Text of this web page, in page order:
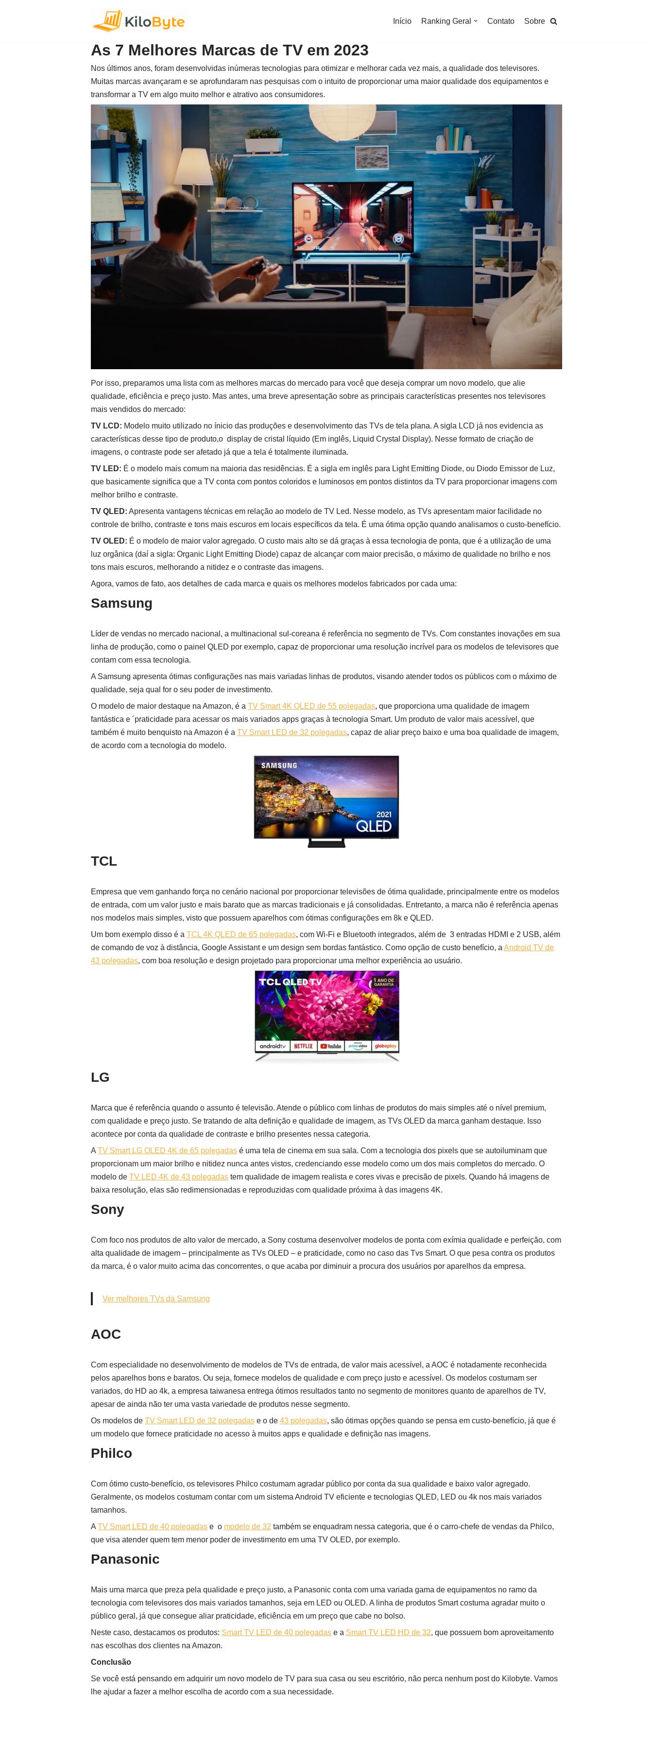
Início Ranking Geral Contato Sobre
As 7 Melhores Marcas de TV em 2023
Nos últimos anos, foram desenvolvidas inúmeras tecnologias para otimizar e melhorar cada vez mais, a qualidade dos televisores.
Muitas marcas avançaram e se aprofundaram nas pesquisas com o intuito de proporcionar uma maior qualidade dos equipamentos e
transformar a TV em algo muito melhor e atrativo aos consumidores.
Por isso, preparamos uma lista com as melhores marcas do mercado para você que deseja comprar um novo modelo, que alie
qualidade, eficiência e preço justo. Mas antes, uma breve apresentação sobre as principais características presentes nos televisores
mais vendidos do mercado:
TV LCD: Modelo muito utilizado no ínicio das produções e desenvolvimento das TVs de tela plana. A sigla LCD já nos evidencia as
características desse tipo de produto,o display de cristal líquido (Em inglês, Liquid Crystal Display). Nesse formato de criação de
imagens, o contraste pode ser afetado já que a tela é totalmente iluminada.
TV LED: É o modelo mais comum na maioria das residências. É a sigla em inglês para Light Emitting Diode, ou Diodo Emissor de Luz,
que basicamente significa que a TV conta com pontos coloridos e luminosos em pontos distintos da TV para proporcionar imagens com
melhor brilho e contraste.
TV QLED: Apresenta vantagens técnicas em relação ao modelo de TV Led. Nesse modelo, as TVs apresentam maior facilidade no
controle de brilho, contraste e tons mais escuros em locais específicos da tela. É uma ótima opção quando analisamos o custo-benefício.
TV OLED: É o modelo de maior valor agregado. O custo mais alto se dá graças à essa tecnologia de ponta, que é a utilização de uma
luz orgânica (daí a sigla: Organic Light Emitting Diode) capaz de alcançar com maior precisão, o máximo de qualidade no brilho e nos
tons mais escuros, melhorando a nitidez e o contraste das imagens.
Agora, vamos de fato, aos detalhes de cada marca e quais os melhores modelos fabricados por cada uma:
Samsung
Líder de vendas no mercado nacional, a multinacional sul-coreana é referência no segmento de TVs. Com constantes inovações em sua
linha de produção, como o painel QLED por exemplo, capaz de proporcionar uma resolução incrível para os modelos de televisores que
contam com essa tecnologia.
A Samsung apresenta ótimas configurações nas mais variadas linhas de produtos, visando atender todos os públicos com o máximo de
qualidade, seja qual for o seu poder de investimento.
O modelo de maior destaque na Amazon, é a TV Smart 4K QLED de 55 polegadas, que proporciona uma qualidade de imagem
fantástica e ´praticidade para acessar os mais variados apps graças à tecnologia Smart. Um produto de valor mais acessível, que
também é muito benquisto na Amazon é a TV Smart LED de 32 polegadas, capaz de aliar preço baixo e uma boa qualidade de imagem,
de acordo com a tecnologia do modelo.
TCL
Empresa que vem ganhando força no cenário nacional por proporcionar televisões de ótima qualidade, principalmente entre os modelos
de entrada, com um valor justo e mais barato que as marcas tradicionais e já consolidadas. Entretanto, a marca não é referência apenas
nos modelos mais simples, visto que possuem aparelhos com ótimas configurações em 8k e QLED.
Um bom exemplo disso é a TCL 4K QLED de 65 polegadas, com Wi-Fi e Bluetooth integrados, além de 3 entradas HDMI e 2 USB, além
de comando de voz à distância, Google Assistant e um design sem bordas fantástico. Como opção de custo benefício, aAndroid TV de
43 polegadas, com boa resolução e design projetado para proporcionar uma melhor experiência ao usuário.
LG
Marca que é referência quando o assunto é televisão. Atende o público com linhas de produtos do mais simples até o nível premium,
com qualidade e preço justo. Se tratando de alta definição e qualidade de imagem, as TVs OLED da marca ganham destaque. Isso
acontece por conta da qualidade de contraste e brilho presentes nessa categoria.
ATV Smart LG OLED 4K de 65 polegadas é uma tela de cinema em sua sala. Com a tecnologia dos pixels que se autoiluminam que
proporcionam um maior brilho e nitidez nunca antes vistos, credenciando esse modelo como um dos mais completos do mercado. O
modelo de TV LED 4K de 43 polegadas tem qualidade de imagem realista e cores vivas e precisão de pixels. Quando há imagens de
baixa resolução, elas são redimensionadas e reproduzidas com qualidade próxima à das imagens 4K.
Sony
Com foco nos produtos de alto valor de mercado, a Sony costuma desenvolver modelos de ponta com exímia qualidade e perfeição, com
alta qualidade de imagem – principalmente as TVs OLED – e praticidade, como no caso das Tvs Smart. O que pesa contra os produtos
da marca, é o valor muito acima das concorrentes, o que acaba por diminuir a procura dos usuários por aparelhos da empresa.
Ver melhores TVs da Samsung
AOC
Com especialidade no desenvolvimento de modelos de TVs de entrada, de valor mais acessível, a AOC é notadamente reconhecida
pelos aparelhos bons e baratos. Ou seja, fornece modelos de qualidade e com preço justo e acessível. Os modelos costumam ser
variados, do HD ao 4k, a empresa taiwanesa entrega ótimos resultados tanto no segmento de monitores quanto de aparelhos de TV,
apesar de ainda não ter uma vasta variedade de produtos nesse segmento.
Os modelos de TV Smart LED de 32 polegadas e o de 43 polegadas, são ótimas opções quando se pensa em custo-benefício, já que é
um modelo que fornece praticidade no acesso à muitos apps e qualidade e definição nas imagens.
Philco
Com ótimo custo-benefício, os televisores Philco costumam agradar público por conta da sua qualidade e baixo valor agregado.
Geralmente, os modelos costumam contar com um sistema Android TV eficiente e tecnologias QLED, LED ou 4k nos mais variados
tamanhos.
ATV Smart LED de 40 polegadas e o modelo de 32 também se enquadram nessa categoria, que é o carro-chefe de vendas da Philco,
que visa atender quem tem menor poder de investimento em uma TV OLED, por exemplo.
Panasonic
Mais uma marca que preza pela qualidade e preço justo, a Panasonic conta com uma variada gama de equipamentos no ramo da
tecnologia com televisores dos mais variados tamanhos, seja em LED ou OLED. A linha de produtos Smart costuma agradar muito o
público geral, já que consegue aliar praticidade, eficiência em um preço que cabe no bolso.
Neste caso, destacamos os produtos: Smart TV LED de 40 polegadas e a Smart TV LED HD de 32, que possuem bom aproveitamento
nas escolhas dos clientes na Amazon.
Conclusão
Se você está pensando em adquirir um novo modelo de TV para sua casa ou seu escritório, não perca nenhum post do Kilobyte. Vamos
lhe ajudar a fazer a melhor escolha de acordo com a sua necessidade.